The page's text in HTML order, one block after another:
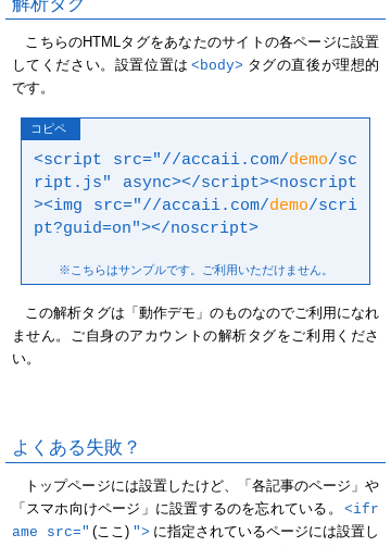
こちらのHTMLタグをあなたのサイトの各ページに設置
してください。設置位置は <body> タグの直後が理想的
です。
<script src="//accaii.com/demo/sc
ript.js" async></script><noscript
><img src="//accaii.com/demo/scri
pt?guid=on"></noscript>
この解析タグは「動作デモ」のものなのでご利用になれ
ません。ご自身のアカウントの解析タグをご利用くださ
い。
よくある失敗？
トップページには設置したけど、「各記事のページ」や
「スマホ向けページ」に設置するのを忘れている。
<ifr
ame src=" (ここ) "> に指定されているページには設置し